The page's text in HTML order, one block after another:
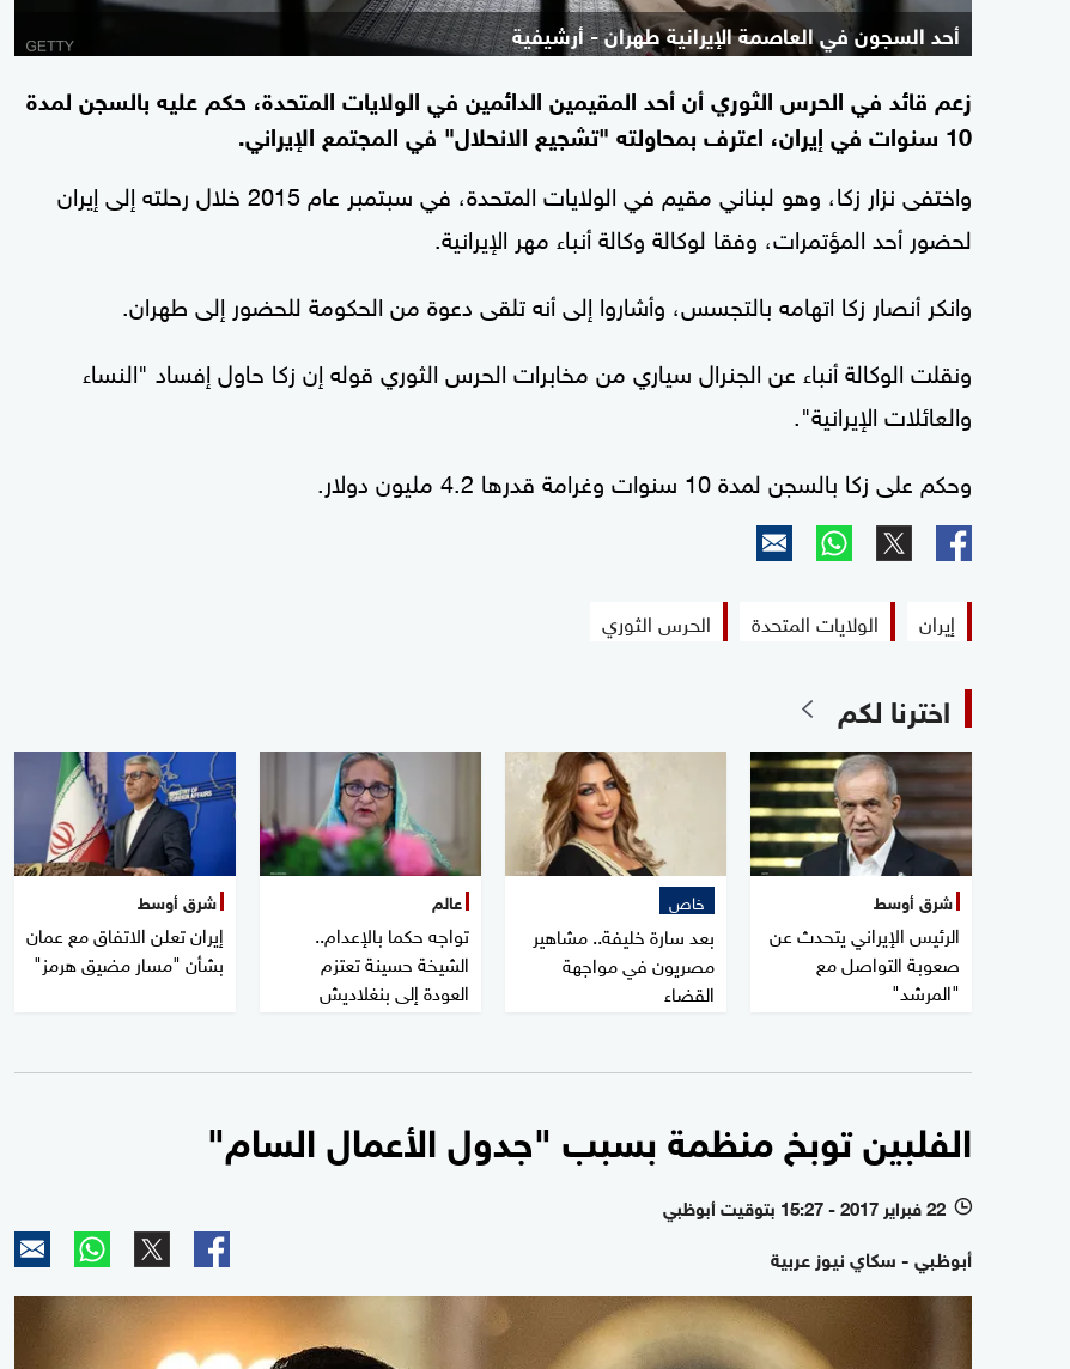
أحد السجون في العاصمة الإيرانية طهران - أرشيفية
زعم قائد في الحرس الثوري أن أحد المقيمين الدائمين في الولايات المتحدة، حكم عليه بالسجن لمدة
10 سنوات في إيران، اعترف بمحاولته "تشجيع الانحلال" في المجتمع الإيراني.
واختفى نزار زكا، وهو لبناني مقيم في الولايات المتحدة، في سبتمبر عام 2015 خلال رحلته إلى إيران
لحضور أحد المؤتمرات، وفقا لوكالة وكالة أنباء مهر الإيرانية.
وانكر أنصار زكا اتهامه بالتجسس، وأشاروا إلى أنه تلقى دعوة من الحكومة للحضور إلى طهران.
ونقلت الوكالة أنباء عن الجنرال سياري من مخابرات الحرس الثوري قوله إن زكا حاول إفساد "النساء
والعائلات الإيرانية".
وحكم على زكا بالسجن لمدة 10 سنوات وغرامة قدرها 4.2 مليون دولار.
إيران الولايات المتحدة الحرس الثوري
اخترنا لكم
شرق أوسط
الرئيس الإيراني يتحدث عن
صعوبة التواصل مع
"المرشد"
خاص
بعد سارة خليفة.. مشاهير
مصريون في مواجهة
القضاء
عالم
تواجه حكما بالإعدام..
الشيخة حسينة تعتزم
العودة إلى بنغلاديش
شرق أوسط
إيران تعلن الاتفاق مع عمان
بشأن "مسار مضيق هرمز"
الفلبين توبخ منظمة بسبب "جدول الأعمال السام"
l 22 فبراير 2017 - 15:27 بتوقيت أبوظبي
أبوظبي - سكاي نيوز عربية